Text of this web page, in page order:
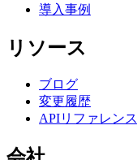
導入事例
リソース
ブログ
変更履歴
APIリファレンス